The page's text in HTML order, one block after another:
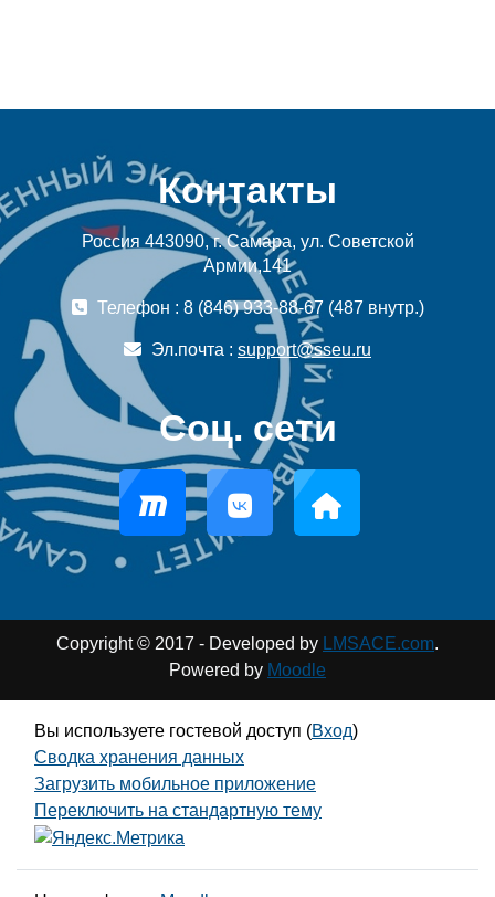
Контакты
Россия 443090, г. Самара, ул. Советской
Армии,141
Телефон : 8 (846) 933-88-67 (487 внутр.)
Эл.почта : support@sseu.ru
Соц. сети
Copyright © 2017 - Developed by LMSACE.com.
Powered by Moodle
Вы используете гостевой доступ (Вход)
Сводка хранения данных
Загрузить мобильное приложение
Переключить на стандартную тему